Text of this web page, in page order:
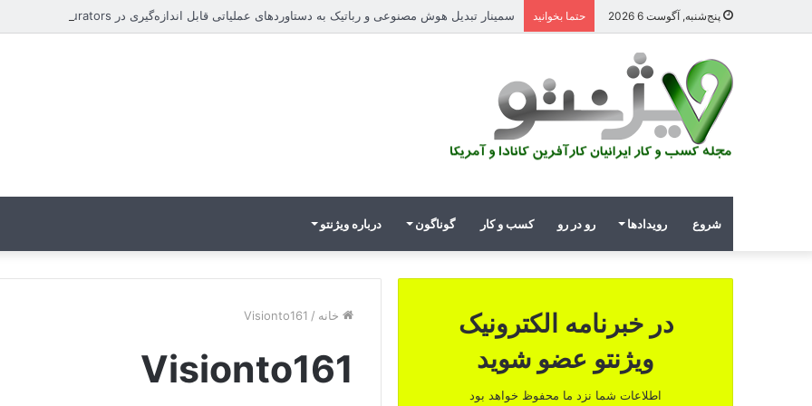
پنج‌شنبه, آگوست 6 2026 حتما بخوانید سمینار تبدیل هوش مصنوعی و رباتیک به دستاوردهای عملیاتی قابل اندازه‌گیری در Curators
شروع رویدادها رو در رو کسب و کار گوناگون درباره ویژنتو
خانه /
Visionto161
Visionto161
در خبرنامه الکترونیک
ویژنتو عضو شوید
اطلاعات شما نزد ما محفوظ خواهد بود